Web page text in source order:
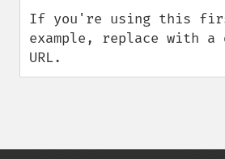
If you're using this
example, replace with
URL.